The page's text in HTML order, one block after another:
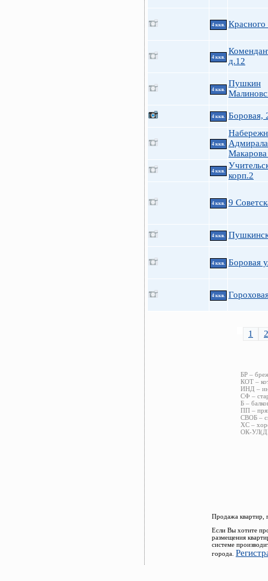
4 ккв.
4 ккв.
д.12
4 ккв.
Пушкин
4 ккв. Боровая,
4 ккв.
Адмирала
4 ккв.
корп.2
4 ккв. 9
4 ккв.
4 ккв. Боровая
4 ккв.
1 2
БР –
КОТ –
ИНД –
СФ –
Б –
ПП –
СВОБ –
ХС –
ОК-
Продажа квартир,
Если Вы хотите
размещения
системе
города.